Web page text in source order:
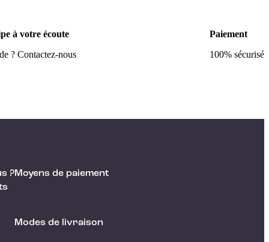
à votre écoute
? Contactez-nous
Paiement
100% sécurisé
?Moyens de paiement
Modes de livraison